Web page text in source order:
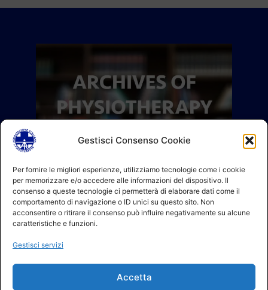
Gestisci Consenso Cookie
Per fornire le migliori esperienze, utilizziamo tecnologie come i cookie
per memorizzare e/o accedere alle informazioni del dispositivo. Il
consenso a queste tecnologie ci permetterà di elaborare dati come il
comportamento di navigazione o ID unici su questo sito. Non
acconsentire o ritirare il consenso può influire negativamente su alcune
caratteristiche e funzioni.
Gestisci servizi
Accetta